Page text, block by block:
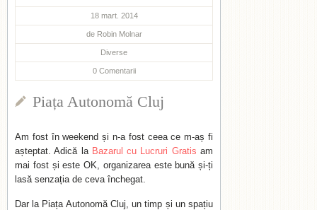
18 mart. 2014
de Robin Molnar
Diverse
0 Comentarii
Piața Autonomă Cluj
Am fost în weekend și n-a fost ceea ce m-aș fi
așteptat. Adică la Bazarul cu Lucruri Gratis am
mai fost și este OK, organizarea este bună și-ți
lasă senzația de ceva închegat.
Dar la Piața Autonomă Cluj, un timp și un spațiu